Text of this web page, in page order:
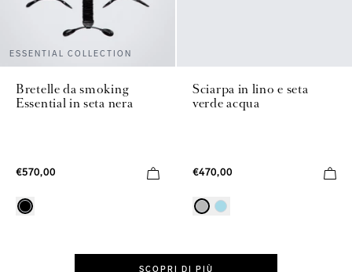
ESSENTIAL COLLECTION
Bretelle da smoking
Essential in seta nera
€570,00
Sciarpa in lino e seta
verde acqua
€470,00
SCOPRI DI PIÙ